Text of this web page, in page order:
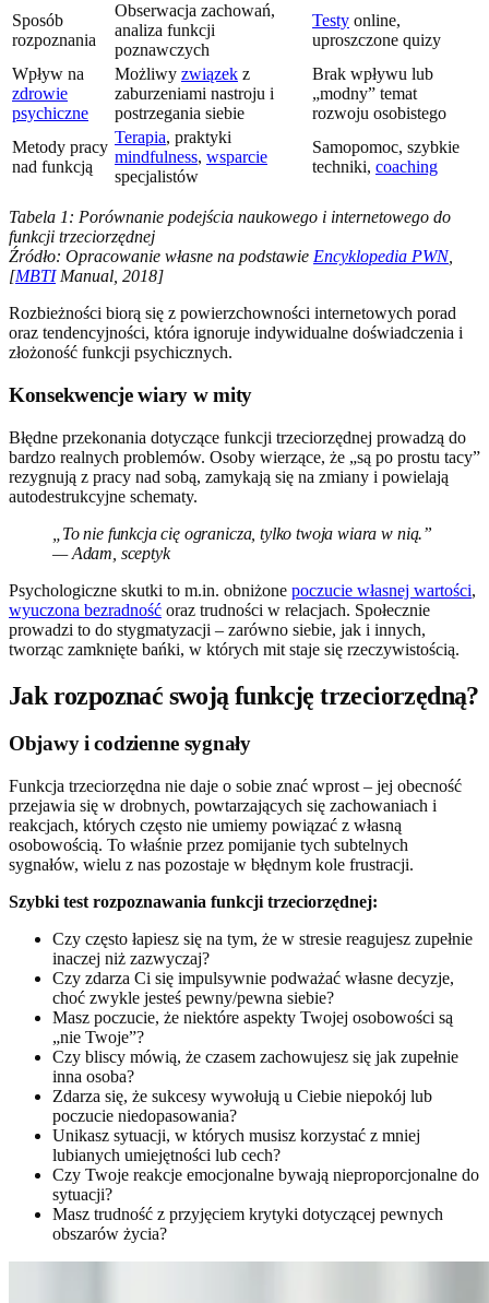
Sposób
rozpoznania
Obserwacja zachowań,
analiza funkcji
poznawczych
Testy online,
uproszczone quizy
Wpływ na
zdrowie
psychiczne
Możliwy związek z
zaburzeniami nastroju i
postrzegania siebie
Brak wpływu lub
„modny” temat
rozwoju osobistego
Metody pracy
nad funkcją
Terapia, praktyki
mindfulness, wsparcie
specjalistów
Samopomoc, szybkie
techniki, coaching
Tabela 1: Porównanie podejścia naukowego i internetowego do
funkcji trzeciorzędnej
Źródło: Opracowanie własne na podstawie Encyklopedia PWN,
[MBTIManual, 2018]
Rozbieżności biorą się z powierzchowności internetowych porad
oraz tendencyjności, która ignoruje indywidualne doświadczenia i
złożoność funkcji psychicznych.
Konsekwencje wiary w mity
Błędne przekonania dotyczące funkcji trzeciorzędnej prowadzą do
bardzo realnych problemów. Osoby wierzące, że „są po prostu tacy”
rezygnują z pracy nad sobą, zamykają się na zmiany i powielają
autodestrukcyjne schematy.
„To nie funkcja cię ogranicza, tylko twoja wiara w nią.”
— Adam, sceptyk
Psychologiczne skutki to m.in. obniżone poczucie własnej wartości,
wyuczona bezradność oraz trudności w relacjach. Społecznie
prowadzi to do stygmatyzacji – zarówno siebie, jak i innych,
tworząc zamknięte bańki, w których mit staje się rzeczywistością.
Jak rozpoznać swoją funkcję trzeciorzędną?
Objawy i codzienne sygnały
Funkcja trzeciorzędna nie daje o sobie znać wprost – jej obecność
przejawia się w drobnych, powtarzających się zachowaniach i
reakcjach, których często nie umiemy powiązać z własną
osobowością. To właśnie przez pomijanie tych subtelnych
sygnałów, wielu z nas pozostaje w błędnym kole frustracji.
Szybki test rozpoznawania funkcji trzeciorzędnej:
Czy często łapiesz się na tym, że w stresie reagujesz zupełnie
inaczej niż zazwyczaj?
Czy zdarza Ci się impulsywnie podważać własne decyzje,
choć zwykle jesteś pewny/pewna siebie?
Masz poczucie, że niektóre aspekty Twojej osobowości są
„nie Twoje”?
Czy bliscy mówią, że czasem zachowujesz się jak zupełnie
inna osoba?
Zdarza się, że sukcesy wywołują u Ciebie niepokój lub
poczucie niedopasowania?
Unikasz sytuacji, w których musisz korzystać z mniej
lubianych umiejętności lub cech?
Czy Twoje reakcje emocjonalne bywają nieproporcjonalne do
sytuacji?
Masz trudność z przyjęciem krytyki dotyczącej pewnych
obszarów życia?